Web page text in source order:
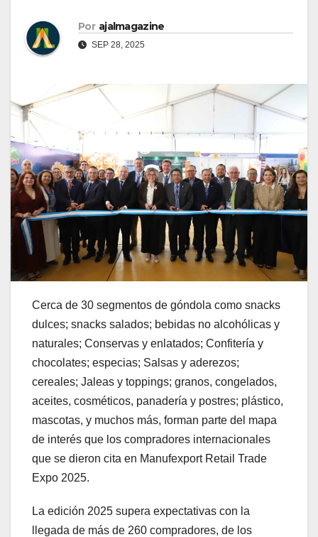
Por ajalmagazine
SEP 28, 2025
Cerca de 30 segmentos de góndola como snacks
dulces; snacks salados; bebidas no alcohólicas y
naturales; Conservas y enlatados; Confitería y
chocolates; especias; Salsas y aderezos;
cereales; Jaleas y toppings; granos, congelados,
aceites, cosméticos, panadería y postres; plástico,
mascotas, y muchos más, forman parte del mapa
de interés que los compradores internacionales
que se dieron cita en Manufexport Retail Trade
Expo 2025.
La edición 2025 supera expectativas con la
llegada de más de 260 compradores, de los